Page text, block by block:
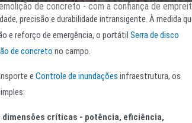
de concreto - com a confiança de
precisão e durabilidade intransigente. À medida
e reforço de emergência, o portátil Serra de disco
de concreto no campo.
e Controle de inundações infraestrutura, os
críticas - potência, eficiência,